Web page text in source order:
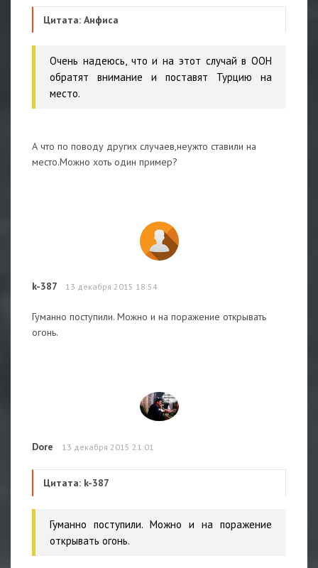
Цитата: Анфиса
Очень надеюсь, что и на этот случай в ООН
обратят внимание и поставят Турцию на
место.
А что по поводу других случаев,неужто ставили на
место.Можно хоть один пример?
k-387 13 декабря 2015 18:54
Гуманно поступили. Можно и на поражение открывать
огонь.
Dore 13 декабря 2015 21:01
Цитата: k-387
Гуманно поступили. Можно и на поражение
открывать огонь.